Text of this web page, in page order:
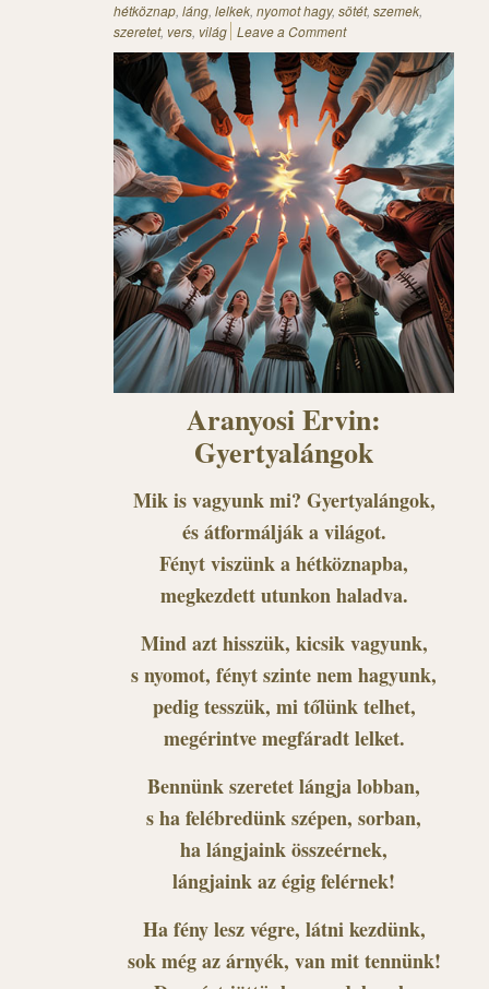
hétköznap, láng, lelkek, nyomot hagy, sötét, szemek,
szeretet, vers, világ Leave a Comment
Aranyosi Ervin:
Gyertyalángok
Mik is vagyunk mi? Gyertyalángok,
és átformálják a világot.
Fényt viszünk a hétköznapba,
megkezdett utunkon haladva.
Mind azt hisszük, kicsik vagyunk,
s nyomot, fényt szinte nem hagyunk,
pedig tesszük, mi tőlünk telhet,
megérintve megfáradt lelket.
Bennünk szeretet lángja lobban,
s ha felébredünk szépen, sorban,
ha lángjaink összeérnek,
lángjaink az égig felérnek!
Ha fény lesz végre, látni kezdünk,
sok még az árnyék, van mit tennünk!